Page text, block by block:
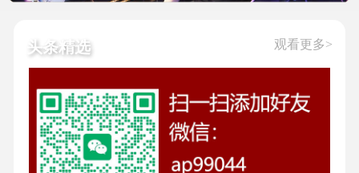
头条精选 观看更多>